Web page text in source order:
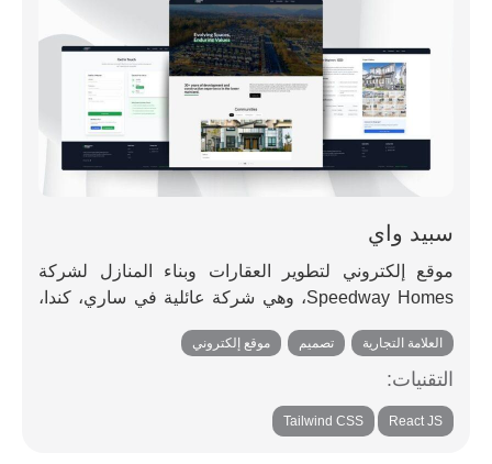
سبيد واي
موقع إلكتروني لتطوير العقارات وبناء المنازل لشركة
Speedway Homes، وهي شركة عائلية في ساري، كندا،
التصميم عالي الجودة.
العلامة التجارية تصميم موقع إلكتروني
التقنيات:
React JS
Tailwind CSS